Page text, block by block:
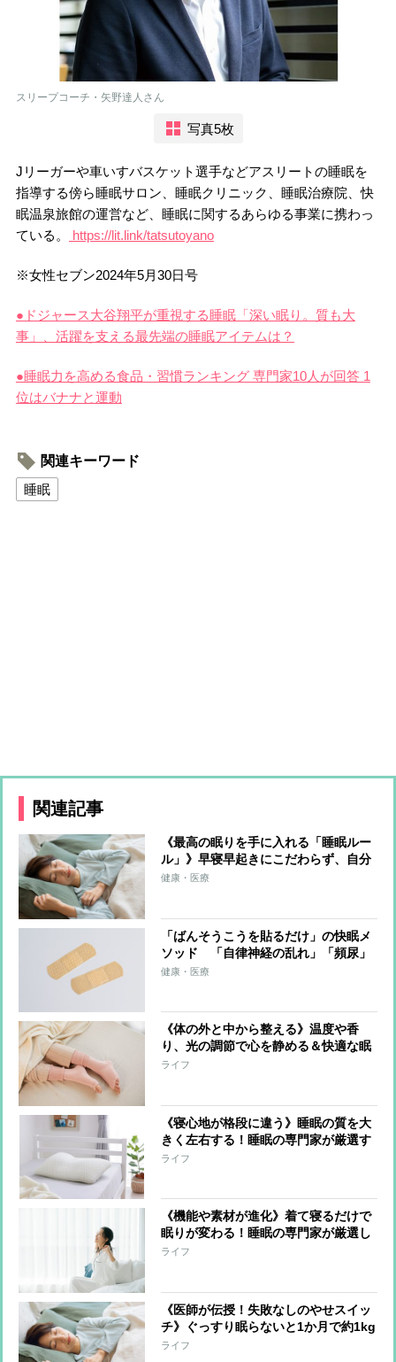
スリープコーチ・矢野達人さん
写真5枚
Jリーガーや車いすバスケット選手などアスリートの睡眠を
指導する傍ら睡眠サロン、睡眠クリニック、睡眠治療院、快
眠温泉旅館の運営など、睡眠に関するあらゆる事業に携わっ
ている。
https://lit.link/tatsutoyano
※女性セブン2024年5月30日号
●ドジャース大谷翔平が重視する睡眠「深い眠り。質も大
事」、活躍を支える最先端の睡眠アイテムは？
●睡眠力を高める食品・習慣ランキング 専門家10人が回答 1
位はバナナと運動
関連キーワード
睡眠
関連記事
《最高の眠りを手に入れる「睡眠ルー
ル」》早寝早起きにこだわらず、自分
に合ったリズムを選ぶことが重要 最
健康・医療
「ばんそうこうを貼るだけ」の快眠メ
ソッド 「自律神経の乱れ」「頻尿」
「歯ぎしり」など症状別の貼り方も紹
健康・医療
《体の外と中から整える》温度や香
り、光の調節で心を静める＆快適な眠
りへ導く！睡眠の専門家が選んだ快眠
ライフ
《寝心地が格段に違う》睡眠の質を大
きく左右する！睡眠の専門家が厳選す
る「枕＆パッド」4選
ライフ
《機能や素材が進化》着て寝るだけで
眠りが変わる！睡眠の専門家が厳選し
たリカバリー系ウェア6選
ライフ
《医師が伝授！失敗なしのやせスイッ
チ》ぐっすり眠らないと1か月で約1kg
太る!? “寝るだけダイエット”を解
ライフ